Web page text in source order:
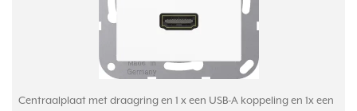
Centraalplaat met draagring en 1 x een USB-A koppeling en 1x een